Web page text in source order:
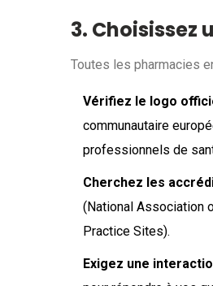
3. Choisissez
Toutes les pharmacies
Vérifiez le logo
communautaire
professionnels de
Cherchez les
(National Association
Practice Sites).
Exigez une